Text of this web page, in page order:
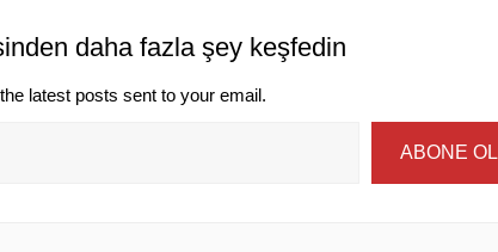
daha fazla şey keşfedin
latest posts sent to your email.
ABONE OL